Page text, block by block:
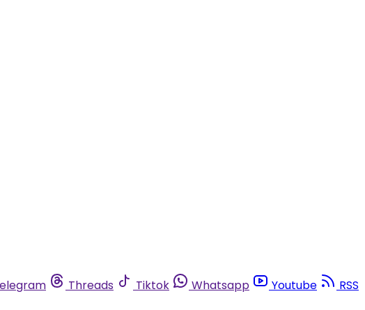
Threads Tiktok Whatsapp Youtube
RSS